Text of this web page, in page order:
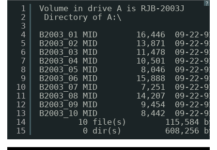
？
1
2
3
4
5
6
7
8
9
10
11
12
13
14
15
Volume in drive A is RJB-2003J
Directory of A:\
B2003_01 MID        16,446  09-22-
B2003_02 MID        13,871  09-22-
B2003_03 MID        11,478  09-22-
B2003_04 MID        10,501  09-22-
B2003_05 MID         8,046  09-22-
B2003_06 MID        15,888  09-22-
B2003_07 MID         7,251  09-22-92
B2003_08 MID        14,207  09-22-
B2003_09 MID         9,454  09-22-
B2003_10 MID         8,442  09-22-92
10 file(s)        115,584
0 dir(s)         608,256